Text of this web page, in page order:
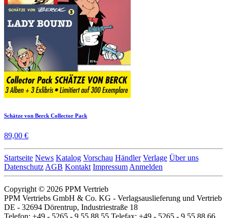
Schätze von Berck Collector Pack
89,00 €
Startseite News Katalog Vorschau Händler Verlage Über uns
Datenschutz AGB Kontakt Impressum Anmelden
Copyright © 2026 PPM Vertrieb
PPM Vertriebs GmbH & Co. KG - Verlagsauslieferung und Vertrieb
DE - 32694 Dörentrup, Industriestraße 18